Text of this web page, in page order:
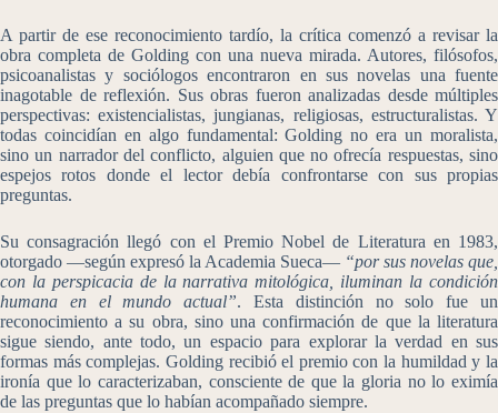
A partir de ese reconocimiento tardío, la crítica comenzó a revisar la
obra completa de Golding con una nueva mirada. Autores, filósofos,
psicoanalistas y sociólogos encontraron en sus novelas una fuente
inagotable de reflexión. Sus obras fueron analizadas desde múltiples
perspectivas: existencialistas, jungianas, religiosas, estructuralistas. Y
todas coincidían en algo fundamental: Golding no era un moralista,
sino un narrador del conflicto, alguien que no ofrecía respuestas, sino
espejos rotos donde el lector debía confrontarse con sus propias
preguntas.
Su consagración llegó con el Premio Nobel de Literatura en 1983,
otorgado —según expresó la Academia Sueca— “por sus novelas que,
con la perspicacia de la narrativa mitológica, iluminan la condición
humana en el mundo actual”. Esta distinción no solo fue un
reconocimiento a su obra, sino una confirmación de que la literatura
sigue siendo, ante todo, un espacio para explorar la verdad en sus
formas más complejas. Golding recibió el premio con la humildad y la
ironía que lo caracterizaban, consciente de que la gloria no lo eximía
de las preguntas que lo habían acompañado siempre.